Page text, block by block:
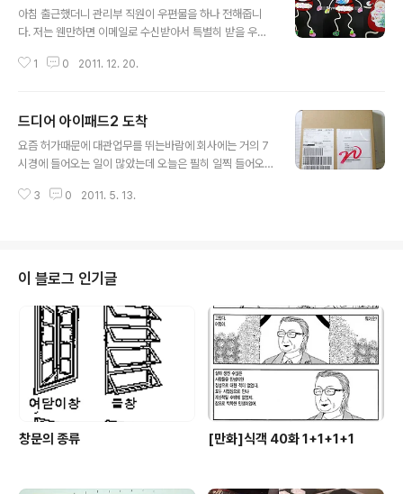
었다. 때로 악수라도 하는 날에는 신도들이 난리가 나기도
했다. 구중궁궐속의, 너무 높았던 것은 아니었을까. 작년 말
레 모였다. 밥을 먹고, 하남으로 옮겨 커피를 먹기로 한다.
아침 출근했더니 관리부 직원이 우편물을 하나 전해줍니
다. 저는 웬만하면 이메일로 수신받아서 특별히 받을 우편
습니다. 며칠전 아내가 회사 주소를 보내달라기에 보내주
니 이런 모습입니다. 산타가 배에 선물을 품고 있네요. 정성
껏 쓴 글씨가 감동스럽습니다. 손과 발을 예쁘게 꾸몄습니
다. 왼손, 오른손, 오른발, 왼발 (왼쪽위부터 시계방향으로)
하루입니다. 아마 이런 맛에 자식 키우는 거 아닌가 합니다.
1 0 2011. 12. 20.
드디어 아이패드2 도착
요즘 허가때문에 대관업무를 뛰는바람에 회사에는 거의 7
시경에 들어오는 일이 많았는데 오늘은 필히 일찍 들어오
리나케 회사에 들어오니 3시. 아직 도착하지 않았다. 여기
3 0 2011. 5. 13.
이 블로그 인기글
창문의 종류 [만화]식객 40화 1+1+1+1